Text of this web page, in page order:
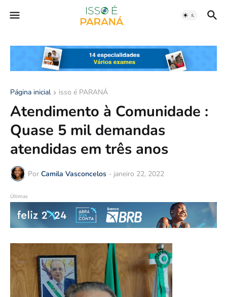
Página inicial isso é PARANÁ
Atendimento à Comunidade :
Quase 5 mil demandas
atendidas em três anos
Por Camila Vasconcelos - janeiro 22, 2022
Últimas